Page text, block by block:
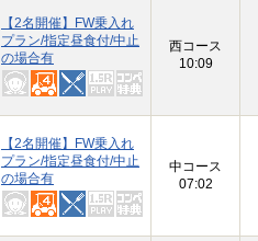
【2名開催】FW乗入れ
プラン/指定昼食付/中止
の場合有
西コース
10:09
【2名開催】FW乗入れ
プラン/指定昼食付/中止
の場合有
中コース
07:02